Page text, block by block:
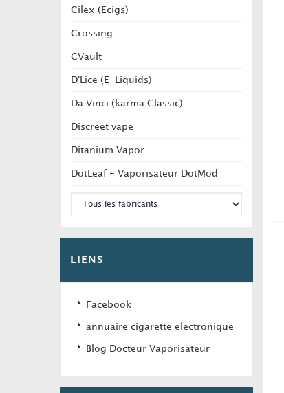
Cilex (Ecigs)
Crossing
CVault
D'Lice (E-Liquids)
Da Vinci (karma Classic)
Discreet vape
Ditanium Vapor
DotLeaf - Vaporisateur DotMod
LIENS
Facebook
annuaire cigarette electronique
Blog Docteur Vaporisateur